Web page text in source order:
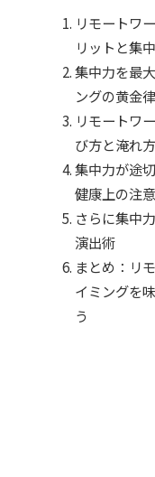
リモートワ
リットと集
集中力を最
ングの黄金律
リモートワ
び方と淹れ方
集中力が途
健康上の注
さらに集中
演出術
まとめ：リ
イミングを
う